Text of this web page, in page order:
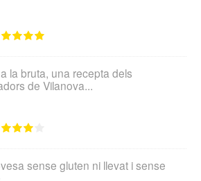
la bruta, una recepta dels
de Vilanova...
sense gluten ni llevat i sense